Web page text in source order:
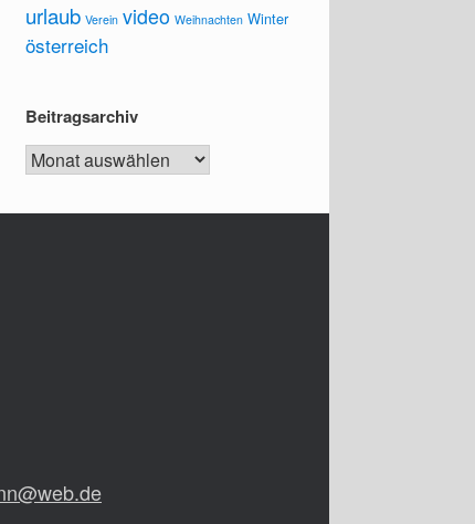
urlaub Verein video Weihnachten Winter
österreich
Beitragsarchiv
Beitragsarchiv